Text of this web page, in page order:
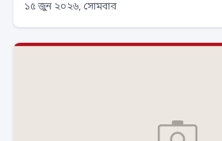
১৫ জুন ২০২৬, সোমবার